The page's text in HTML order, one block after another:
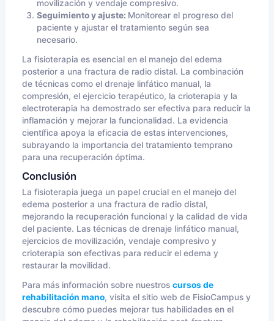
movilización y vendaje compresivo.
Seguimiento y ajuste: Monitorear el progreso del
paciente y ajustar el tratamiento según sea
necesario.
La fisioterapia es esencial en el manejo del edema
posterior a una fractura de radio distal. La combinación
de técnicas como el drenaje linfático manual, la
compresión, el ejercicio terapéutico, la crioterapia y la
electroterapia ha demostrado ser efectiva para reducir la
inflamación y mejorar la funcionalidad. La evidencia
científica apoya la eficacia de estas intervenciones,
subrayando la importancia del tratamiento temprano
para una recuperación óptima.
Conclusión
La fisioterapia juega un papel crucial en el manejo del
edema posterior a una fractura de radio distal,
mejorando la recuperación funcional y la calidad de vida
del paciente. Las técnicas de drenaje linfático manual,
ejercicios de movilización, vendaje compresivo y
crioterapia son efectivas para reducir el edema y
restaurar la movilidad.
Para más información sobre nuestros cursos de
rehabilitación mano, visita el sitio web de FisioCampus y
descubre cómo puedes mejorar tus habilidades en el